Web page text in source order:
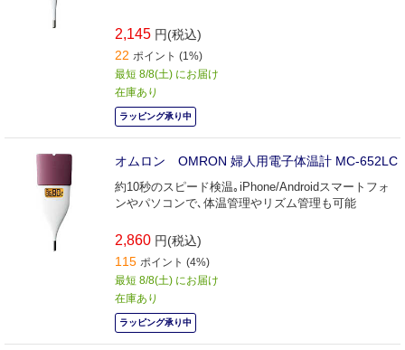
2,145 円(税込)
22 ポイント (1%)
最短 8/8(土) にお届け
在庫あり
ラッピング承り中
オムロン OMRON 婦人用電子体温計 MC-652LC
約10秒のスピード検温｡iPhone/Androidスマートフォ
ンやパソコンで､体温管理やリズム管理も可能
2,860 円(税込)
115 ポイント (4%)
最短 8/8(土) にお届け
在庫あり
ラッピング承り中